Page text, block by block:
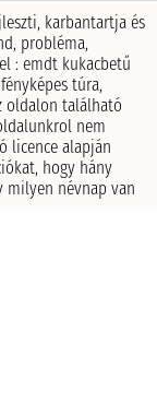
karbantartja és
probléma,
: emdt kukacbetű
túra,
oldalon található
nem
licence alapján
hogy hány
milyen névnap van